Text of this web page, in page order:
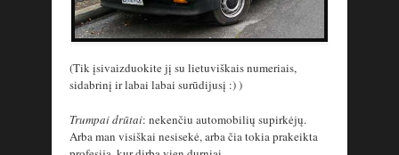
(Tik įsivaizduokite jį su lietuviškais numeriais,
sidabrinį ir labai labai surūdijusį :) )
Trumpai drūtai: nekenčiu automobilių supirkėjų.
Arba man visiškai nesisekė, arba čia tokia prakeikta